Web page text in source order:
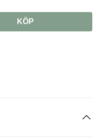
KÖP